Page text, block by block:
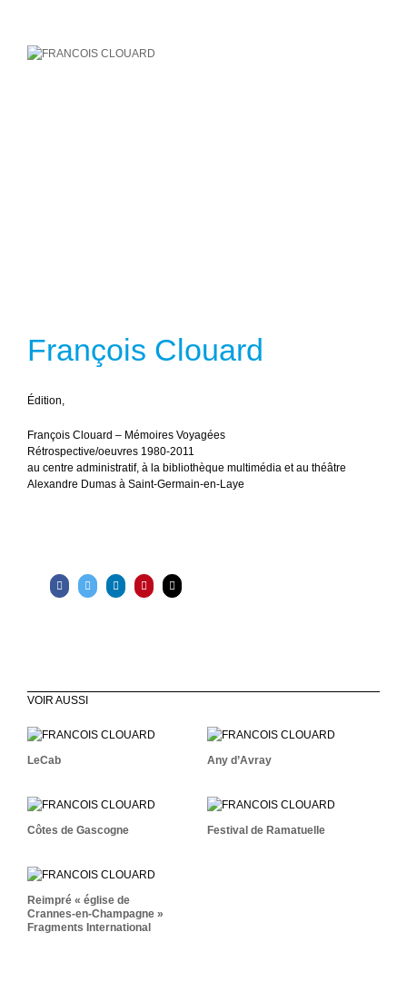
François Clouard
Édition,
François Clouard – Mémoires Voyagées
Rétrospective/oeuvres 1980-2011
au centre administratif, à la bibliothèque multimédia et au théâtre
Alexandre Dumas à Saint-Germain-en-Laye
VOIR AUSSI
LeCab
LeCab
Any D’Avray
Any d’Avray
Côtes De Gascogne
Côtes de Gascogne
Festival De Ramatuelle
Festival de Ramatuelle
Crannes-En-Champagne »
Fragments International
Reimpré « église de
Crannes-en-Champagne »
Fragments International